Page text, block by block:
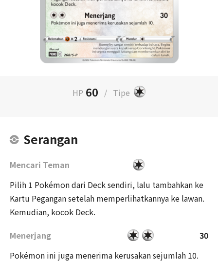
HP 60 / Tipe
Serangan
Mencari Teman
Pilih 1 Pokémon dari Deck sendiri, lalu tambahkan ke
Kartu Pegangan setelah memperlihatkannya ke lawan.
Kemudian, kocok Deck.
Menerjang
30
Pokémon ini juga menerima kerusakan sejumlah 10.